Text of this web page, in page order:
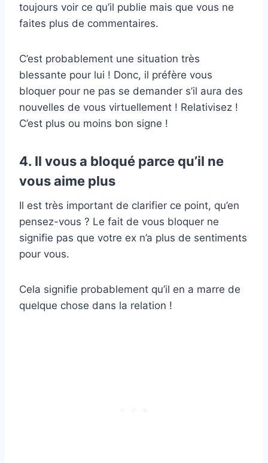
toujours voir ce qu’il publie mais que vous ne
faites plus de commentaires.
C’est probablement une situation très
blessante pour lui ! Donc, il préfère vous
bloquer pour ne pas se demander s’il aura des
nouvelles de vous virtuellement ! Relativisez !
C’est plus ou moins bon signe !
4. Il vous a bloqué parce qu’il ne
vous aime plus
Il est très important de clarifier ce point, qu’en
pensez-vous ? Le fait de vous bloquer ne
signifie pas que votre ex n’a plus de sentiments
pour vous.
Cela signifie probablement qu’il en a marre de
quelque chose dans la relation !